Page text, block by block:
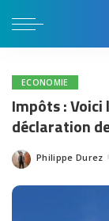
ECONOMIE
Impôts :
déclaration
Posted
Philippe Durez